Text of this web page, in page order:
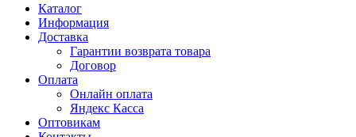
Каталог
Информация
Доставка
Гарантии возврата товара
Договор
Оплата
Онлайн оплата
Яндекс Касса
Оптовикам